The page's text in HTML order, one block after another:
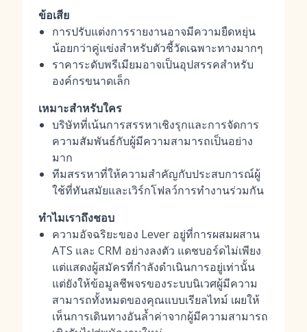
ข้อเสีย
การปรับแต่งการรายงานอาจมีความยืดหยุ่น
น้อยกว่าคู่แข่งสำหรับตัวชี้วัดเฉพาะทางมากๆ
ราคาระดับพรีเมียมอาจเป็นอุปสรรคสำหรับ
องค์กรขนาดเล็ก
เหมาะสำหรับใคร
บริษัทที่เน้นการสรรหาเชิงรุกและการจัดการ
ความสัมพันธ์กับผู้มีความสามารถเป็นอย่าง
มาก
ทีมสรรหาที่ให้ความสำคัญกับประสบการณ์ผู้
ใช้ที่ทันสมัยและเวิร์กโฟลว์การทำงานร่วมกัน
ทำไมเราถึงชอบ
ความอัจฉริยะของ Lever อยู่ที่การผสมผสาน
ATS และ CRM อย่างลงตัว แดชบอร์ดไม่เพียง
แต่แสดงผู้สมัครที่กำลังดำเนินการอยู่เท่านั้น
แต่ยังให้ข้อมูลชีพจรของระบบนิเวศผู้มีความ
สามารถทั้งหมดของคุณแบบเรียลไทม์ เผยให้
เห็นการเดินทางอันล้ำค่าจากผู้มีความสามารถ